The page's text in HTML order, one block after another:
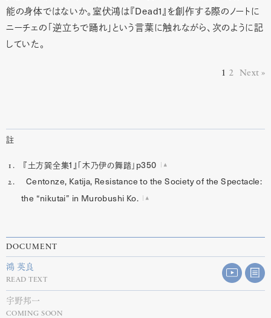
能の身体ではないか。室伏鴻は『Dead1』を創作する際のノートに
ニーチェの「逆立ちで踊れ」という言葉に触れながら、次のように記
していた。
Next
1 2
註
1. 『土方巽全集1 』「木乃伊の舞踏」 p350
2.
Centonze, Katija, Resistance to the Society of the Spectacle:
the “nikutai” in Murobushi Ko.
DOCUMENT
鴻 英良
READ TEXT
宇野邦一
COMING SOON